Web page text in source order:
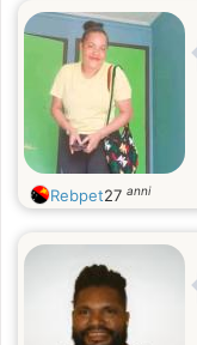
Rebpet27 anni